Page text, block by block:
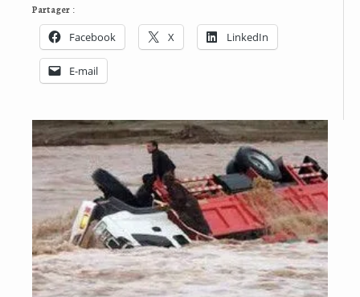
Partager :
Facebook X LinkedIn
E-mail